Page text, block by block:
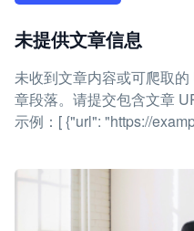
未提供文章信息
未收到文章内容或可爬取
章段落。请提交包含文章
示例：[ {"url": "https://